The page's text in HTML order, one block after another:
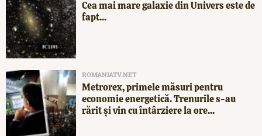
Cea mai mare galaxie din Univers este de
fapt...
ROMANIATV.NET
Metrorex, primele măsuri pentru
economie energetică. Trenurile s-au
rărit și vin cu întârziere la ore...